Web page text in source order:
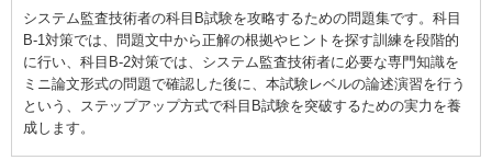
システム監査技術者の科目B試験を攻略するための問題集です。科目
B-1対策では、問題文中から正解の根拠やヒントを探す訓練を段階的
に行い、科目B-2対策では、システム監査技術者に必要な専門知識を
ミニ論文形式の問題で確認した後に、本試験レベルの論述演習を行う
という、ステップアップ方式で科目B試験を突破するための実力を養
成します。